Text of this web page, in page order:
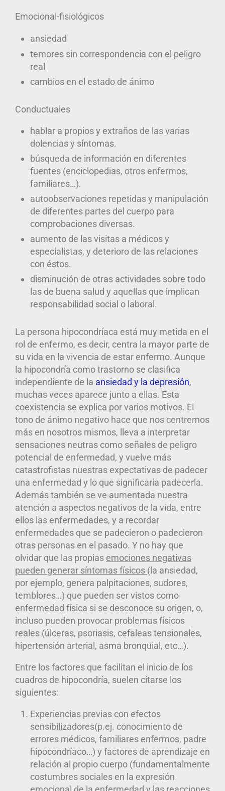
Emocional-fisiológicos
ansiedad
temores sin correspondencia con el peligro
real
cambios en el estado de ánimo
Conductuales
hablar a propios y extraños de las varias
dolencias y síntomas.
búsqueda de información en diferentes
fuentes (enciclopedias, otros enfermos,
familiares…).
autoobservaciones repetidas y manipulación
de diferentes partes del cuerpo para
comprobaciones diversas.
aumento de las visitas a médicos y
especialistas, y deterioro de las relaciones
con éstos.
disminución de otras actividades sobre todo
las de buena salud y aquellas que implican
responsabilidad social o laboral.
La persona hipocondríaca está muy metida en el
rol de enfermo, es decir, centra la mayor parte de
su vida en la vivencia de estar enfermo. Aunque
la hipocondría como trastorno se clasifica
independiente de la ansiedad y la depresión,
muchas veces aparece junto a ellas. Esta
coexistencia se explica por varios motivos. El
tono de ánimo negativo hace que nos centremos
más en nosotros mismos, lleva a interpretar
sensaciones neutras como señales de peligro
potencial de enfermedad, y vuelve más
catastrofistas nuestras expectativas de padecer
una enfermedad y lo que significaría padecerla.
Además también se ve aumentada nuestra
atención a aspectos negativos de la vida, entre
ellos las enfermedades, y a recordar
enfermedades que se padecieron o padecieron
otras personas en el pasado. Y no hay que
olvidar que las propias emociones negativas
pueden generar síntomas físicos (la ansiedad,
por ejemplo, genera palpitaciones, sudores,
temblores…) que pueden ser vistos como
enfermedad física si se desconoce su origen, o,
incluso pueden provocar problemas físicos
reales (úlceras, psoriasis, cefaleas tensionales,
hipertensión arterial, asma bronquial, etc…).
Entre losfactores que facilitan el inicio de los
cuadros de hipocondría, suelen citarse los
siguientes:
Experiencias previas con efectos
sensibilizadores(p.ej. conocimiento de
errores médicos, familiares enfermos, padre
hipocondríaco…) y factores de aprendizaje en
relación al propio cuerpo (fundamentalmente
costumbres sociales en la expresión